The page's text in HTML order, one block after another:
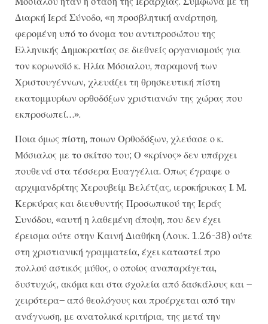
Διαρκή Ιερά Σύνοδο, «η προσβλητική ανάρτηση,
φερομένη υπό το όνομα του αντιπροσώπου της
Ελληνικής Δημοκρατίας σε διεθνείς οργανισμούς για
τον κορωνοϊό κ. Ηλία Μόσιαλου, παραμονή των
Χριστουγέννων, χλευάζει τη θρησκευτική πίστη
εκατομμυρίων ορθοδόξων χριστιανών της χώρας που
εκπροσωπεί…».
Ποια όμως πίστη, ποιων Ορθοδόξων, χλεύασε ο κ.
Μόσιαλος με το σκίτσο του; Ο «κρίνος» δεν υπάρχει
πουθενά στα τέσσερα Ευαγγέλια. Οπως έγραφε ο
αρχιμανδρίτης Χερουβείμ Βελέτζας, ιεροκήρυκας Ι. Μ.
Κερκύρας και διευθυντής Προσωπικού της Ιεράς
Συνόδου, «αυτή η λαθεμένη άποψη, που δεν έχει
έρεισμα ούτε στην Καινή Διαθήκη (Λουκ. 1.26-38) ούτε
στη χριστιανική γραμματεία, έχει καταστεί προ
πολλού αστικός μύθος, ο οποίος αναπαράγεται,
δυστυχώς, ακόμα και στα σχολεία από δασκάλους και –
χειρότερα– από θεολόγους και προέρχεται από την
ανάγνωση, με ανατολικά κριτήρια, της μετά την